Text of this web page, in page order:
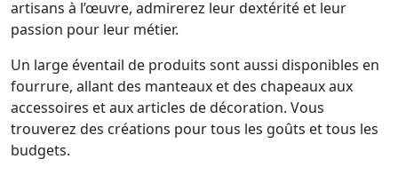
artisans à l’œuvre, admirerez leur dextérité et leur
passion pour leur métier.
Un large éventail de produits sont aussi disponibles en
fourrure, allant des manteaux et des chapeaux aux
accessoires et aux articles de décoration. Vous
trouverez des créations pour tous les goûts et tous les
budgets.